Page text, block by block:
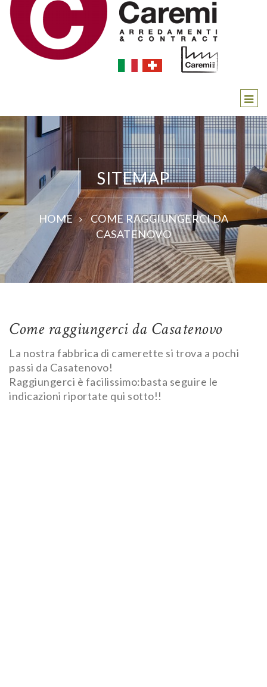
SITEMAP
HOME
COME RAGGIUNGERCI DA
CASATENOVO
Come raggiungerci da Casatenovo
La nostra fabbrica di camerette si trova a pochi
passi da Casatenovo!
Raggiungerci è facilissimo:basta seguire le
indicazioni riportate qui sotto!!